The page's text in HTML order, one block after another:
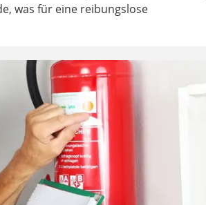
was für eine reibungslose